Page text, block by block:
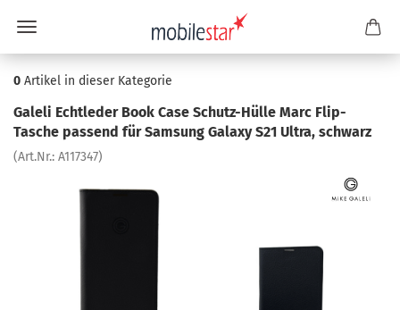
0 Artikel in dieser Kategorie
Gal­e­li Echt­le­der Book Case Schutz-​Hülle Marc Flip-​
Tasche pas­send für Sam­sung Ga­la­xy S21 Ultra, schwarz
(Art.Nr.: A117347)